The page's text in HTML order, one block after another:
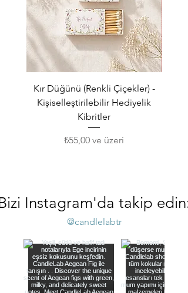
Kır Düğünü (Renkli Çiçekler) -
Kişiselleştirilebilir Hediyelik
Kibritler
₺55,00 ve üzeri
İndirimli Fiyat
Instagram'da takip edin:
@candlelabtr